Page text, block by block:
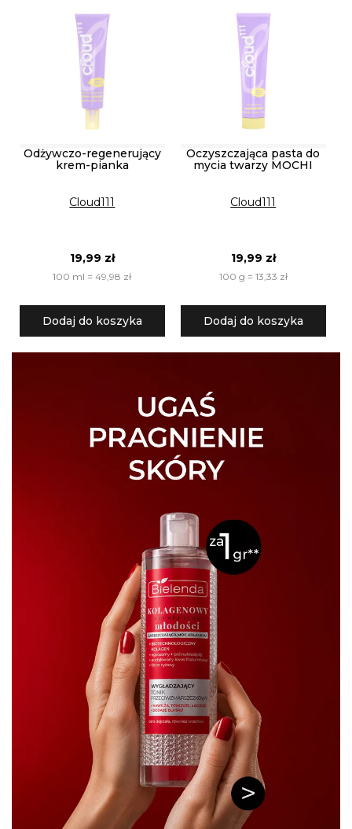
Odżywczo-regenerujący
krem-pianka
Cloud111
19,99 zł
100 ml = 49,98 zł
Dodaj do koszyka
Oczyszczająca pasta do
mycia twarzy MOCHI
Cloud111
19,99 zł
100 g = 13,33 zł
Dodaj do koszyka